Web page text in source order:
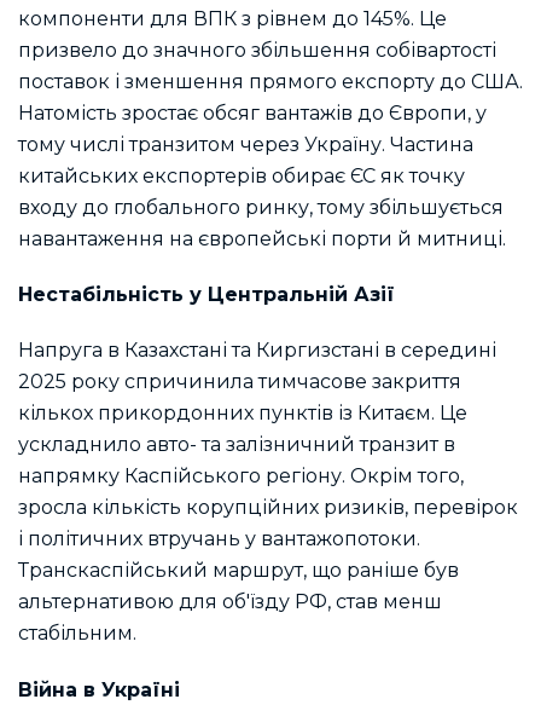
компоненти для ВПК з рівнем до 145%. Це
призвело до значного збільшення собівартості
поставок і зменшення прямого експорту до США.
Натомість зростає обсяг вантажів до Європи, у
тому числі транзитом через Україну. Частина
китайських експортерів обирає ЄС як точку
входу до глобального ринку, тому збільшується
навантаження на європейські порти й митниці.
Нестабільність у Центральній Азії
Напруга в Казахстані та Киргизстані в середині
2025 року спричинила тимчасове закриття
кількох прикордонних пунктів із Китаєм. Це
ускладнило авто- та залізничний транзит в
напрямку Каспійського регіону. Окрім того,
зросла кількість корупційних ризиків, перевірок
і політичних втручань у вантажопотоки.
Транскаспійський маршрут, що раніше був
альтернативою для об'їзду РФ, став менш
стабільним.
Війна в Україні